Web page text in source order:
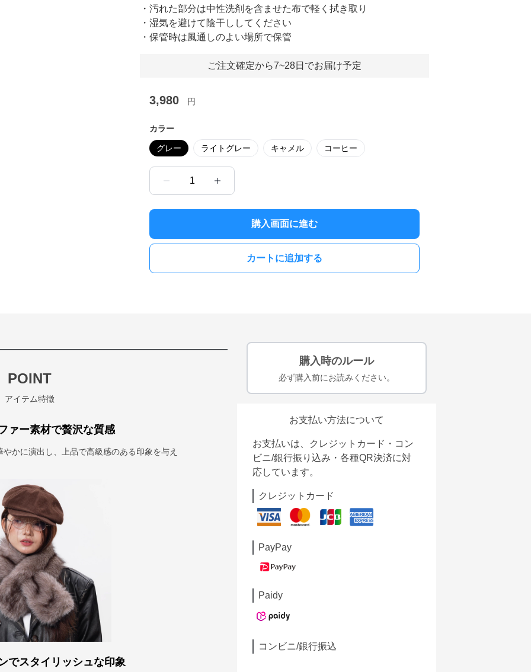
・汚れた部分は中性洗剤を含ませた布で軽く拭き取り
・湿気を避けて陰干ししてください
・保管時は風通しのよい場所で保管
ご注文確定から7~28日でお届け予定
3,980 円
カラー
グレー ライトグレー キャメル コーヒー
1
購入画面に進む
カートに追加する
POINT
アイテム特徴
ァー素材で贅沢な質感
かに演出し、上品で高級感のある印象を与え
でスタイリッシュな印象
購入時のルール
必ず購入前にお読みください。
お支払い方法について
お支払いは、クレジットカード・コン
ビニ/銀行振り込み・各種QR決済に対
応しています。
クレジットカード
PayPay
Paidy
コンビニ/銀行振込